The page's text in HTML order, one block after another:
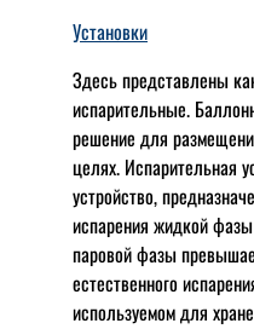
Установки
Здесь представлены
испарительные.
решение для
целях. Испарительная
устройство,
испарения жидкой
паровой фазы
естественного
используемом для